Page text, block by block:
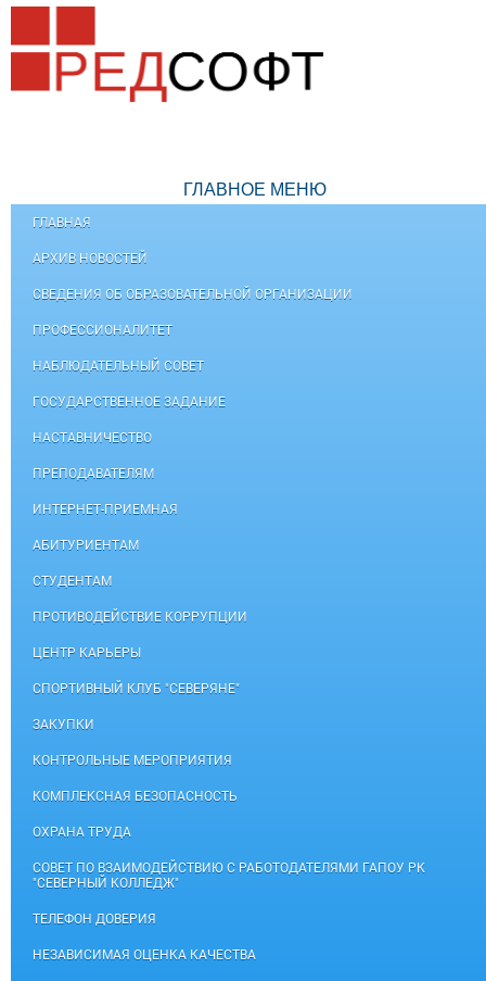
ГЛАВНОЕ МЕНЮ
ГЛАВНАЯ
АРХИВ НОВОСТЕЙ
СВЕДЕНИЯ ОБ ОБРАЗОВАТЕЛЬНОЙ ОРГАНИЗАЦИИ
ПРОФЕССИОНАЛИТЕТ
НАБЛЮДАТЕЛЬНЫЙ СОВЕТ
ГОСУДАРСТВЕННОЕ ЗАДАНИЕ
НАСТАВНИЧЕСТВО
ПРЕПОДАВАТЕЛЯМ
ИНТЕРНЕТ-ПРИЕМНАЯ
АБИТУРИЕНТАМ
СТУДЕНТАМ
ПРОТИВОДЕЙСТВИЕ КОРРУПЦИИ
ЦЕНТР КАРЬЕРЫ
СПОРТИВНЫЙ КЛУБ "СЕВЕРЯНЕ"
ЗАКУПКИ
КОНТРОЛЬНЫЕ МЕРОПРИЯТИЯ
КОМПЛЕКСНАЯ БЕЗОПАСНОСТЬ
ОХРАНА ТРУДА
СОВЕТ ПО ВЗАИМОДЕЙСТВИЮ С РАБОТОДАТЕЛЯМИ ГАПОУ РК
"СЕВЕРНЫЙ КОЛЛЕДЖ"
ТЕЛЕФОН ДОВЕРИЯ
НЕЗАВИСИМАЯ ОЦЕНКА КАЧЕСТВА